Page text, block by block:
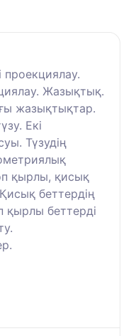
проекциялау.
Жазықтық.
жазықтықтар.
Екі
Түзудің
қырлы, қисық
беттердің
беттерді